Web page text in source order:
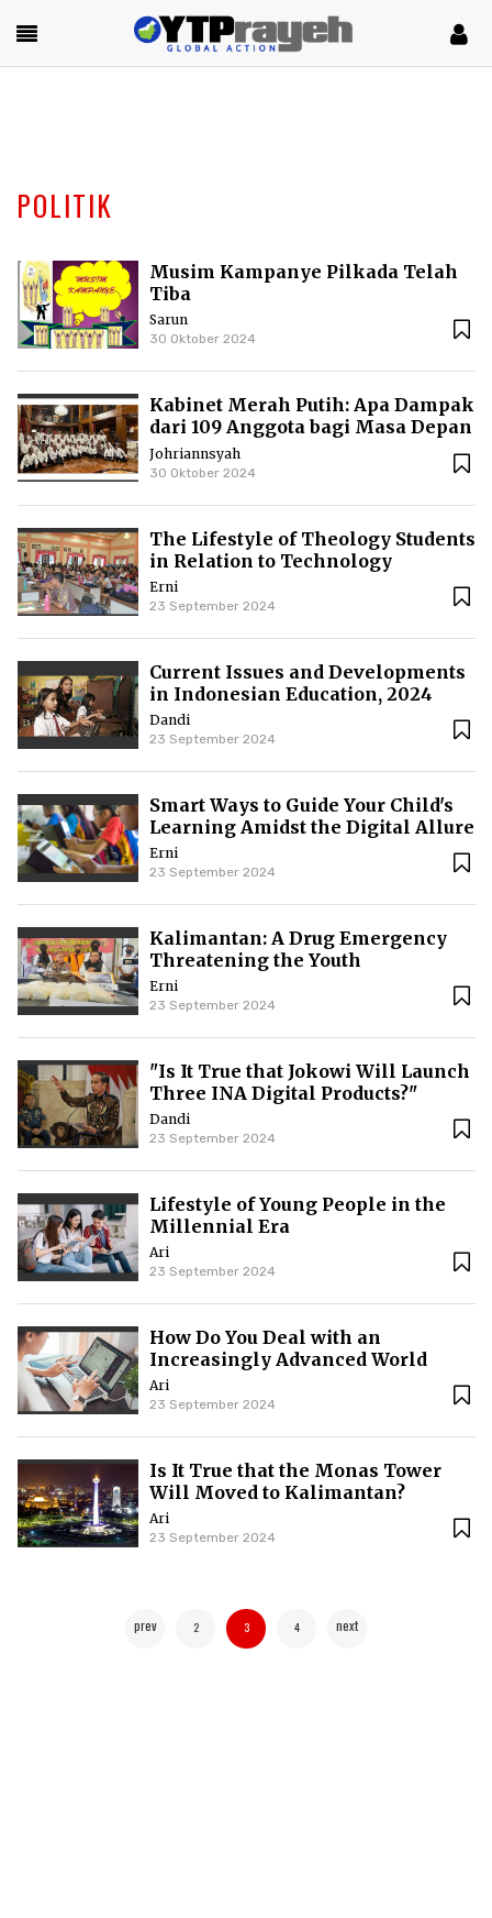
POLITIK
Musim Kampanye Pilkada Telah
Tiba
Sarun
30 Oktober 2024
Kabinet Merah Putih: Apa Dampak
dari 109 Anggota bagi Masa Depan
Indonesia?
Johriannsyah
30 Oktober 2024
The Lifestyle of Theology Students
in Relation to Technology
Erni
23 September 2024
Current Issues and Developments
in Indonesian Education, 2024
Dandi
23 September 2024
Smart Ways to Guide Your Child's
Learning Amidst the Digital Allure
Erni
23 September 2024
Kalimantan: A Drug Emergency
Threatening the Youth
Erni
23 September 2024
"Is It True that Jokowi Will Launch
Three INA Digital Products?"
Dandi
23 September 2024
Lifestyle of Young People in the
Millennial Era
Ari
23 September 2024
How Do You Deal with an
Increasingly Advanced World
Ari
23 September 2024
Is It True that the Monas Tower
Will Moved to Kalimantan?
Ari
23 September 2024
prev 2 3 4 next